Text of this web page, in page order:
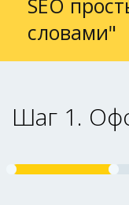
SEO
словами"
Шаг 1.